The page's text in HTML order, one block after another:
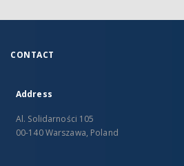
CONTACT
Address
Al. Solidarności 105
00-140 Warszawa, Poland